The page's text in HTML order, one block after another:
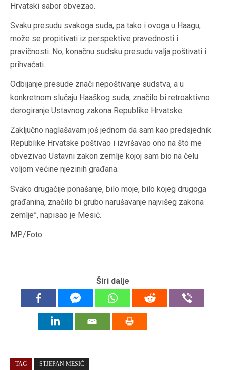
Hrvatski sabor obvezao.
Svaku presudu svakoga suda, pa tako i ovoga u Haagu,
može se propitivati iz perspektive pravednosti i
pravičnosti. No, konačnu sudsku presudu valja poštivati i
prihvaćati.
Odbijanje presude znači nepoštivanje sudstva, a u
konkretnom slučaju Haaškog suda, značilo bi retroaktivno
derogiranje Ustavnog zakona Republike Hrvatske.
Zaključno naglašavam još jednom da sam kao predsjednik
Republike Hrvatske poštivao i izvršavao ono na što me
obvezivao Ustavni zakon zemlje kojoj sam bio na čelu
voljom većine njezinih građana.
Svako drugačije ponašanje, bilo moje, bilo kojeg drugoga
građanina, značilo bi grubo narušavanje najvišeg zakona
zemlje”, napisao je Mesić.
MP/Foto:
Širi dalje
TAG STJEPAN MESIĆ